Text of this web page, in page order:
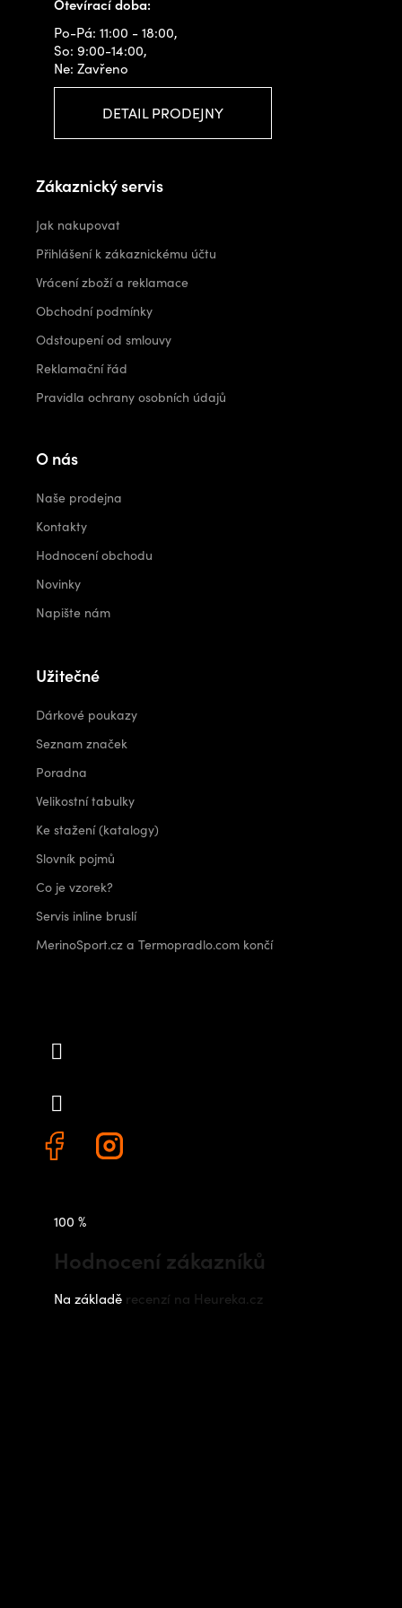
Otevírací doba:
Po-Pá: 11:00 - 18:00,
So: 9:00-14:00,
Ne: Zavřeno
DETAIL PRODEJNY
Zákaznický servis
Jak nakupovat
Přihlášení k zákaznickému účtu
Vrácení zboží a reklamace
Obchodní podmínky
Odstoupení od smlouvy
Reklamační řád
Pravidla ochrany osobních údajů
O nás
Naše prodejna
Kontakty
Hodnocení obchodu
Novinky
Napište nám
Užitečné
Dárkové poukazy
Seznam značek
Poradna
Velikostní tabulky
Ke stažení (katalogy)
Slovník pojmů
Co je vzorek?
Servis inline bruslí
MerinoSport.cz a Termopradlo.com končí
100 %
Hodnocení zákazníků
Na základě recenzí na Heureka.cz